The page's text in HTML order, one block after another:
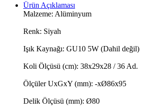
Ürün Açıklaması
Malzeme: Alüminyum
Renk: Siyah
Işık Kaynağı: GU10 5W (Dahil değil)
Koli Ölçüsü (cm): 38x29x28 / 36 Ad.
Ölçüler UxGxY (mm): -xØ86x95
Delik Ölçüsü (mm): Ø80